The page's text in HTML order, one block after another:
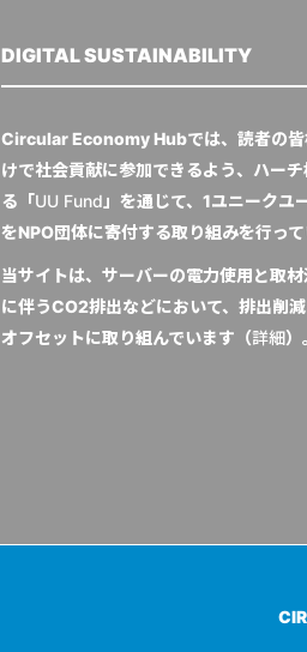
DIGITAL SUSTAINABILITY
Circular Economy Hubでは、読者の皆
けで社会貢献に参加できるよう、ハー
る「UU Fund」を通じて、1ユニークユ
をNPO団体に寄付する取り組みを行って
当サイトは、サーバーの電力使用と取
に伴うCO2排出などにおいて、排出削
オフセットに取り組んでいます（詳細）